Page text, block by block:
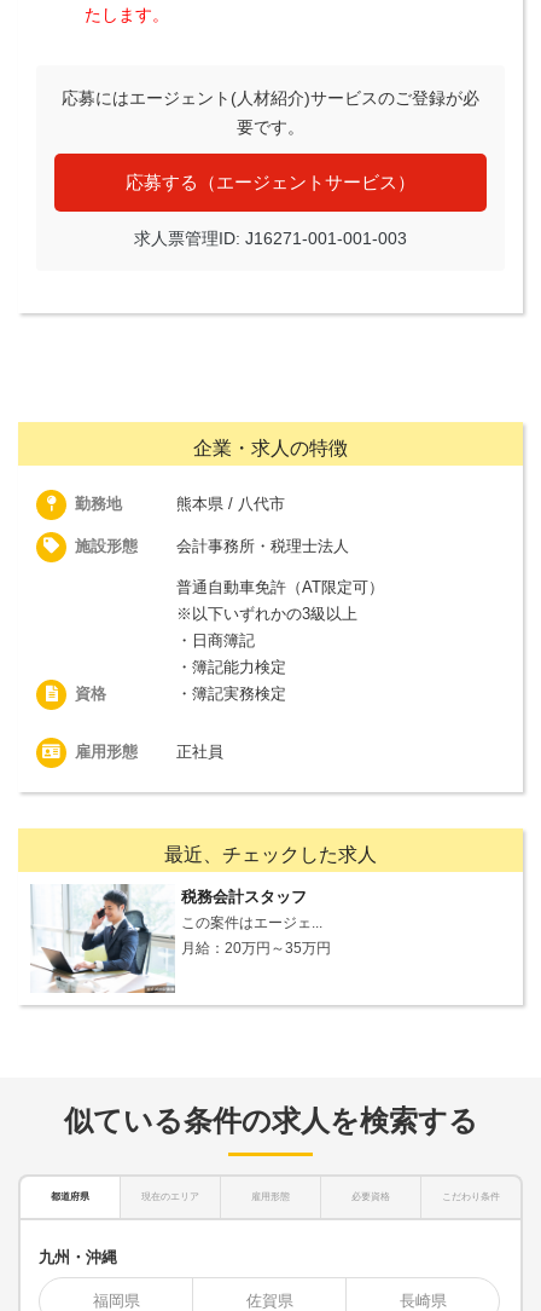
たします。
応募にはエージェント(人材紹介)サービスのご登録が必
要です。
応募する（エージェントサービス）
求人票管理ID: J16271-001-001-003
企業・求人の特徴
勤務地 熊本県 / 八代市
施設形態 会計事務所・税理士法人
資格
普通自動車免許（AT限定可）
※以下いずれかの3級以上
・日商簿記
・簿記能力検定
・簿記実務検定
雇用形態 正社員
最近、チェックした求人
税務会計スタッフ
この案件はエージェ...
月給：20万円～35万円
似ている条件の求人を検索する
都道府県 現在のエリア 雇用形態 必要資格 こだわり条件
九州・沖縄
福岡県 佐賀県 長崎県